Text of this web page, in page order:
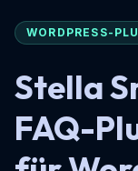
WORDPRESS-
Stella
FAQ-